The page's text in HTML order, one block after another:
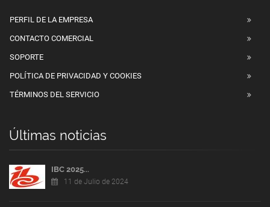
PERFIL DE LA EMPRESA
CONTACTO COMERCIAL
SOPORTE
POLÍTICA DE PRIVACIDAD Y COOKIES
TÉRMINOS DEL SERVICIO
Últimas noticias
IBC 2025...
11 de Julio de 2024